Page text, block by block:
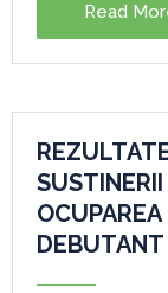
Read
DEBUTANT